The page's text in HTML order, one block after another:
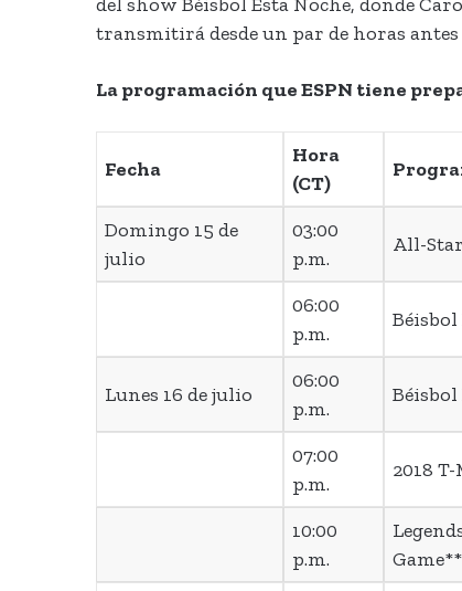
transmitirá desde un par de horas
La programación que ESPN tiene
Fecha
Hora
(CT)
Domingo 15 de
julio
03:00
p.m.
All-
06:00
p.m.
Béisbol
Lunes 16 de julio
06:00
p.m.
Béisbol
07:00
p.m.
2018
10:00
p.m.
Game**